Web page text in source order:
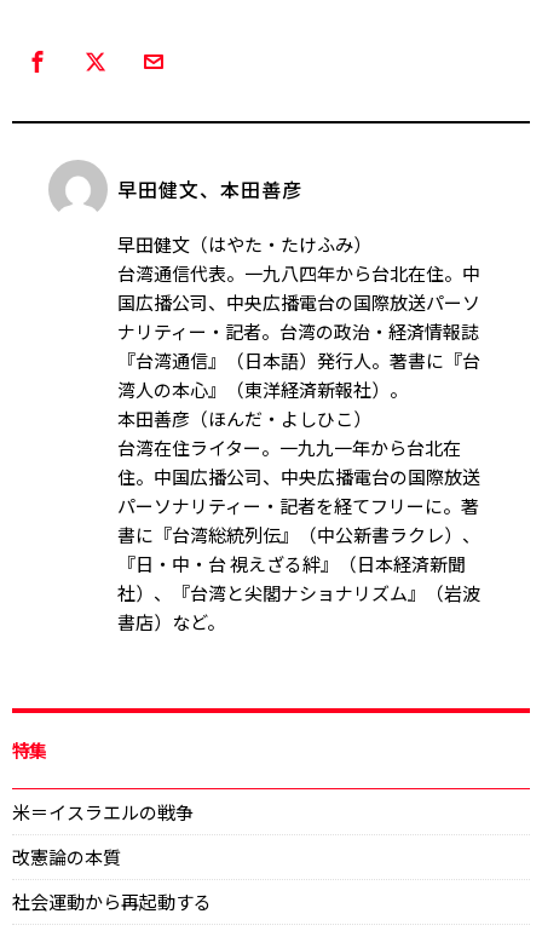
早田健文、本田善彦
早田健文（はやた・たけふみ）
台湾通信代表。一九八四年から台北在住。中
国広播公司、中央広播電台の国際放送パーソ
ナリティー・記者。台湾の政治・経済情報誌
『台湾通信』（日本語）発行人。著書に『台
湾人の本心』（東洋経済新報社）。
本田善彦（ほんだ・よしひこ）
台湾在住ライター。一九九一年から台北在
住。中国広播公司、中央広播電台の国際放送
パーソナリティー・記者を経てフリーに。著
書に『台湾総統列伝』（中公新書ラクレ）、
『日・中・台 視えざる絆』（日本経済新聞
社）、『台湾と尖閣ナショナリズム』（岩波
書店）など。
特集
米＝イスラエルの戦争
改憲論の本質
社会運動から再起動する